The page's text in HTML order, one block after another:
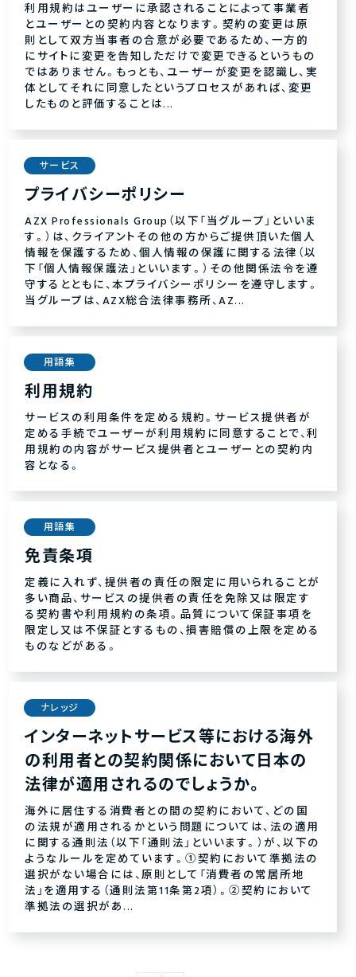
利用規約はユーザーに承認されることによって事業者
とユーザーとの契約内容となります。契約の変更は原
則として双方当事者の合意が必要であるため、一方的
にサイトに変更を告知しただけで変更できるというもの
ではありません。もっとも、ユーザーが変更を認識し、実
体としてそれに同意したというプロセスがあれば、変更
したものと評価することは...
サービス
プライバシーポリシー
AZX Professionals Group（以下「当グループ」といいま
す。）は、クライアントその他の方からご提供頂いた個人
情報を保護するため、個人情報の保護に関する法律（以
下「個人情報保護法」といいます。）その他関係法令を遵
守するとともに、本プライバシーポリシーを遵守します。
当グループは、AZX総合法律事務所、AZ...
用語集
利用規約
サービスの利用条件を定める規約。サービス提供者が
定める手続でユーザーが利用規約に同意することで、利
用規約の内容がサービス提供者とユーザーとの契約内
容となる。
用語集
免責条項
定義に入れず、提供者の責任の限定に用いられることが
多い商品、サービスの提供者の責任を免除又は限定す
る契約書や利用規約の条項。品質について保証事項を
限定し又は不保証とするもの、損害賠償の上限を定める
ものなどがある。
ナレッジ
インターネットサービス等における海外
の利用者との契約関係において日本の
法律が適用されるのでしょうか。
海外に居住する消費者との間の契約において、どの国
の法規が適用されるかという問題については、法の適用
に関する通則法（以下「通則法」といいます。）が、以下の
ようなルールを定めています。①契約において準拠法の
選択がない場合には、原則として「消費者の常居所地
法」を適用する（通則法第11条第2項）。②契約において
準拠法の選択があ...